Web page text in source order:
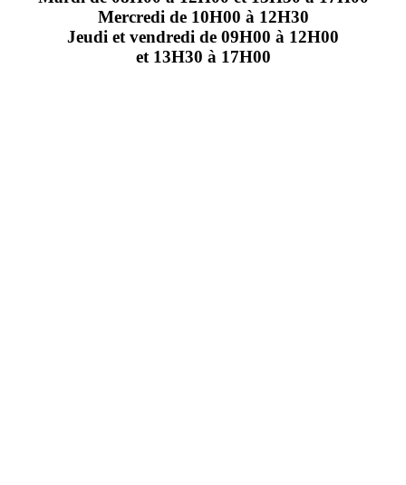
Mercredi de 10H00 à 12H30
Jeudi et vendredi de 09H00 à 12H00
et 13H30 à 17H00